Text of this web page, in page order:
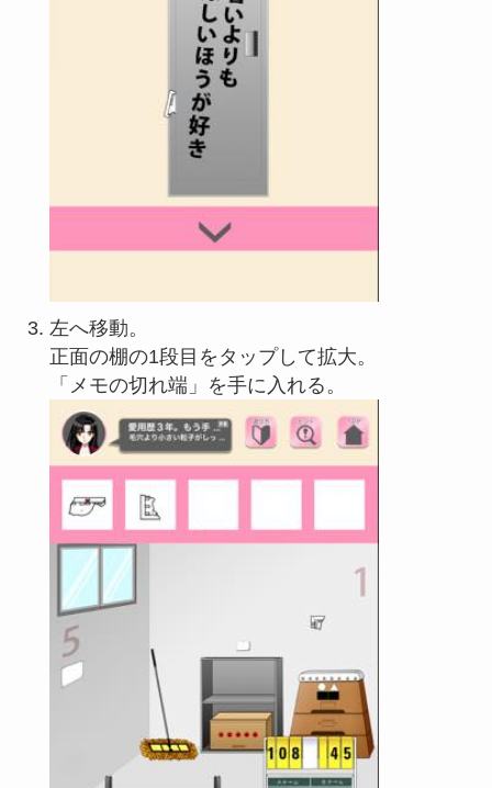
左へ移動。
正面の棚の1段目をタップして拡大。
「メモの切れ端」を手に入れる。